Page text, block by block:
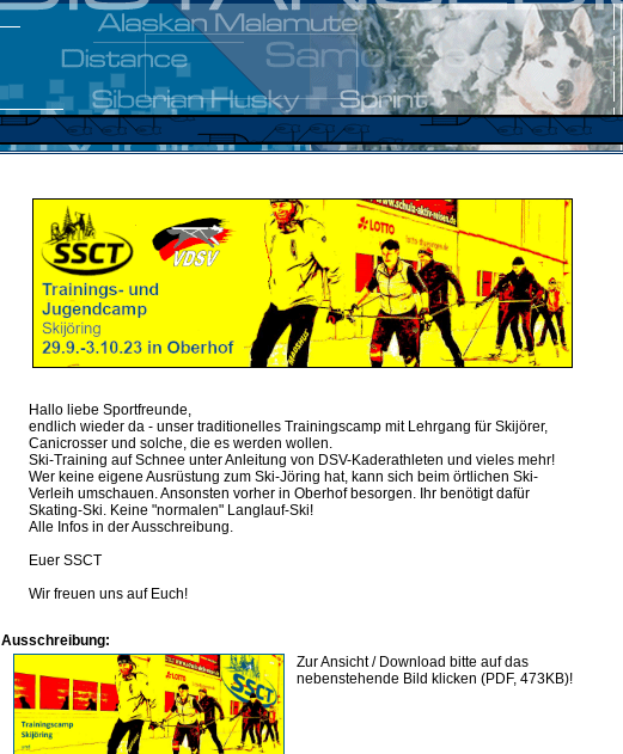
Hallo liebe Sportfreunde,
endlich wieder da - unser traditionelles Trainingscamp mit Lehrgang für Skijörer,
Canicrosser und solche, die es werden wollen.
Ski-Training auf Schnee unter Anleitung von DSV-Kaderathleten und vieles mehr!
Wer keine eigene Ausrüstung zum Ski-Jöring hat, kann sich beim örtlichen Ski-
Verleih umschauen. Ansonsten vorher in Oberhof besorgen. Ihr benötigt dafür
Skating-Ski. Keine "normalen" Langlauf-Ski!
Alle Infos in der Ausschreibung.
Euer SSCT
Wir freuen uns auf Euch!
Ausschreibung:
Zur Ansicht / Download bitte auf das
nebenstehende Bild klicken (PDF, 473KB)!